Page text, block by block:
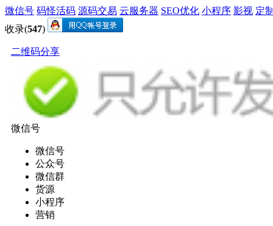
微信号 码怪活码 源码交易 云服务器 SEO优化 小程序 影视 定
收录(547)
二维码分享
微信号
微信号
公众号
微信群
货源
小程序
营销